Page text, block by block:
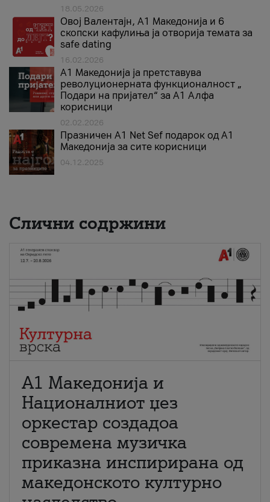
18.05.2026
Овој Валентајн, A1 Македонија и 6
скопски кафулиња ја отворија темата за
safe dating
16.02.2026
А1 Македонија ја претставува
револуционерната функционалност „
Подари на пријател“ за А1 Алфа
корисници
02.02.2026
Празничен A1 Net Sеf подарок од А1
Македонија за сите корисници
04.12.2025
Слични содржини
А1 Македонија и
Националниот џез
оркестар создадоа
современа музичка
приказна инспирирана од
македонското културно